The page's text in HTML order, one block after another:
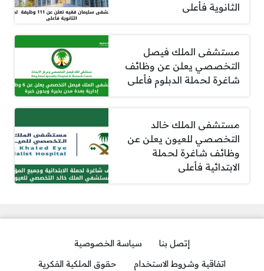
الثانوية فأعلى
مستشفى الملك فيصل
التخصصي يعلن عن وظائف
شاغرة لحملة الدبلوم فأعلى
مستشفى الملك خالد
التخصصي للعيون يعلن عن
وظائف شاغرة لحملة
الابتدائية فأعلى
إتصل بنا
سياسة الخصوصية
اتفاقية وشروط الاستخدام
حقوق الملكية الفكرية